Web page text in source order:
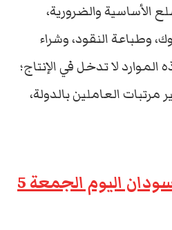
الأساسية والضرورية،
وطباعة النقود، وشراء
لا تدخل في الإنتاج؛
العاملين بالدولة،
سعر الدولار في السودان اليوم الجمعة 5